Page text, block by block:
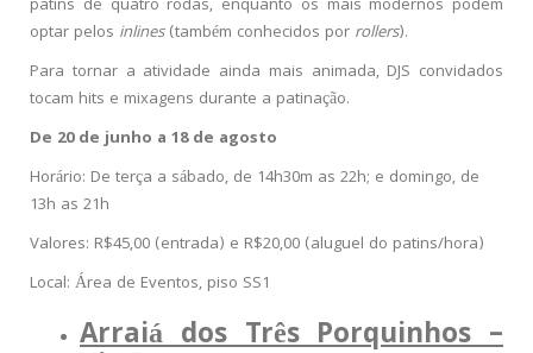
patins de quatro rodas, enquanto os mais modernos podem
optar pelos inlines(também conhecidos por rollers).
Para tornar a atividade ainda mais animada, DJS convidados
tocam hits e mixagens durante a patinação.
De 20 de junho a 18 de agosto
Horário: De terça a sábado, de 14h30m as 22h; e domingo, de
13h as 21h
Valores: R$45,00 (entrada) e R$20,00 (aluguel do patins/hora)
Local: Área de Eventos, piso SS1
Arraiá dos Três Porquinhos –